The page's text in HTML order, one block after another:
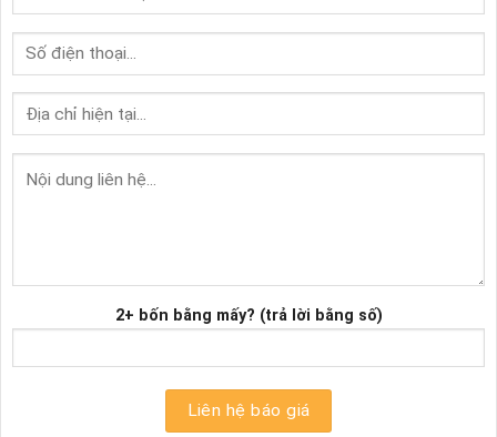
2+ bốn bằng mấy? (trả lời bằng số)